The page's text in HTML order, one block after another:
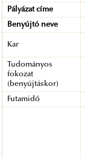
Pályázat címe
Benyújtó neve
Kar
Tudományos
fokozat
(benyújtáskor)
Futamidő